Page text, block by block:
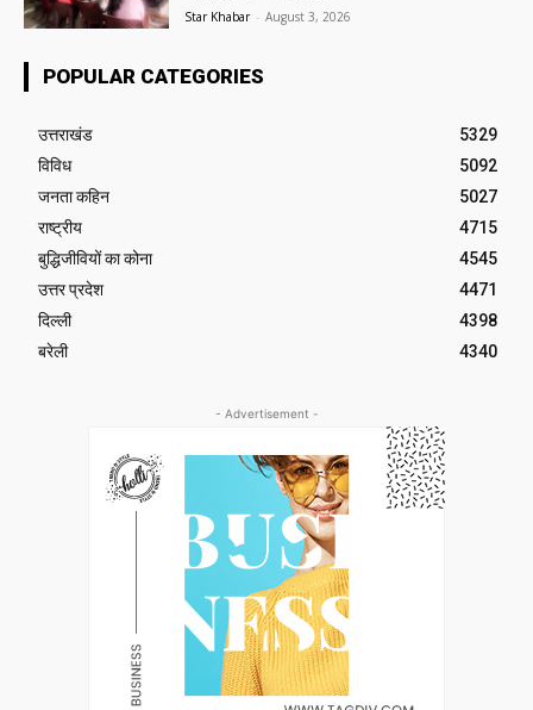
Star Khabar - August 3, 2026
POPULAR CATEGORIES
उत्तराखंड
5329
विविध
5092
जनता कहिन
5027
राष्ट्रीय
4715
बुद्धिजीवियों का कोना
4545
उत्तर प्रदेश
4471
दिल्ली
4398
बरेली
4340
- Advertisement -